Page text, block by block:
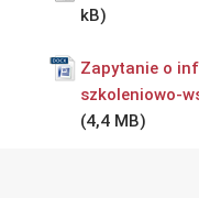
Zapytanie o
szkoleniowo-